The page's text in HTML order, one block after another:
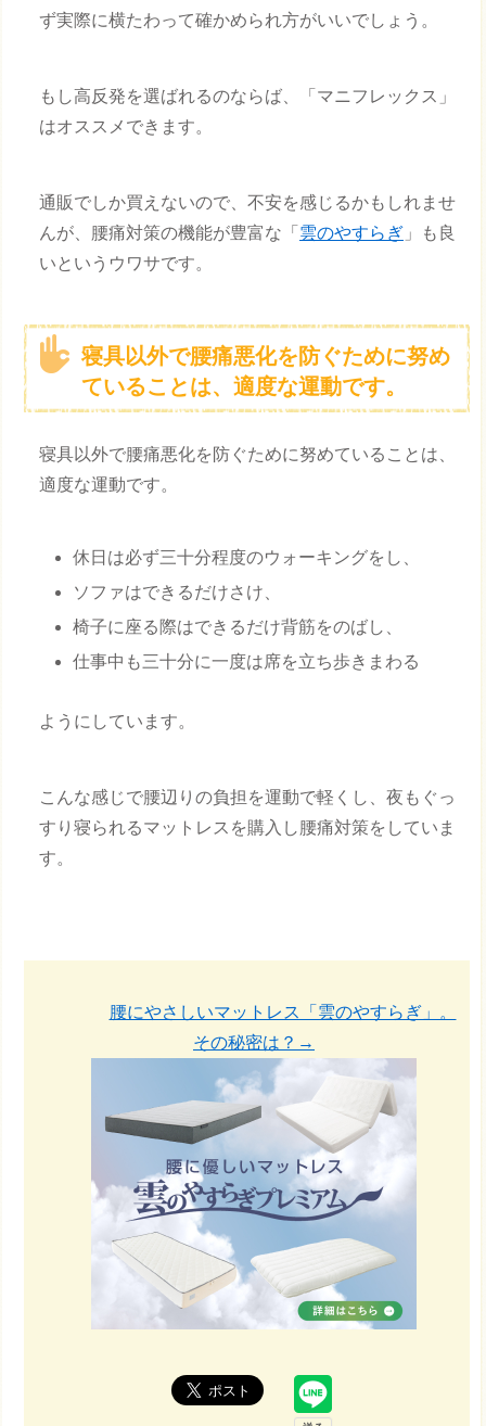
ず実際に横たわって確かめられ方がいいでしょう。
もし高反発を選ばれるのならば、「マニフレックス」
はオススメできます。
通販でしか買えないので、不安を感じるかもしれませ
んが、腰痛対策の機能が豊富な「 雲のやすらぎ 」も良
いというウワサです。
寝具以外で腰痛悪化を防ぐために努め
ていることは、適度な運動です。
寝具以外で腰痛悪化を防ぐために努めていることは、
適度な運動です。
休日は必ず三十分程度のウォーキングをし、
ソファはできるだけさけ、
椅子に座る際はできるだけ背筋をのばし、
仕事中も三十分に一度は席を立ち歩きまわる
ようにしています。
こんな感じで腰辺りの負担を運動で軽くし、夜もぐっ
すり寝られるマットレスを購入し腰痛対策をしていま
す。
腰にやさしいマットレス「雲のやすらぎ」。
その秘密は？→